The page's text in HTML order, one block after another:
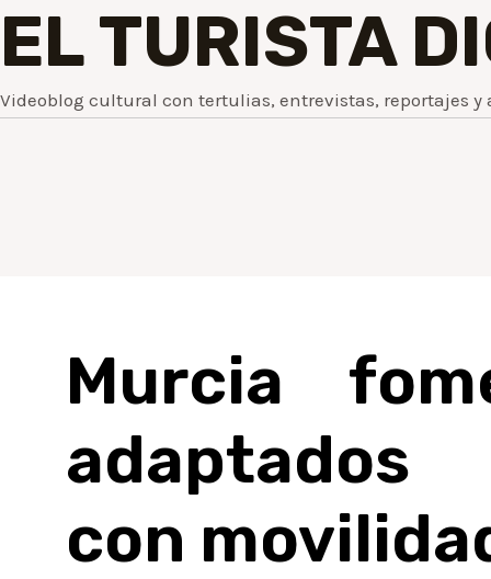
EL TURISTA
Videoblog cultural con tertulias, entrevistas, reportajes y
Murcia
adaptados
con